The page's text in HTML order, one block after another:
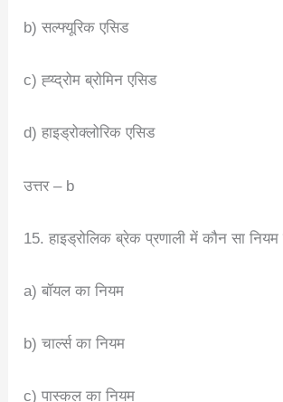
b) सल्फ्यूरिक एसिड
c) ह्य्द्रोम ब्रोमिन एसिड
d) हाइड्रोक्लोरिक एसिड
उत्तर – b
15. हाइड्रोलिक ब्रेक प्रणाली में कौन सा नियम
a) बॉयल का नियम
b) चार्ल्स का नियम
c) पास्कल का नियम